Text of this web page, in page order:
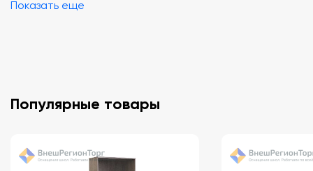
графические параметры. Отличительной
Показать еще
Популярные товары